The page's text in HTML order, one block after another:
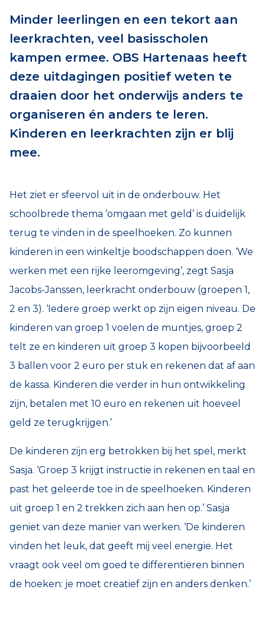
Minder leerlingen en een tekort aan
leerkrachten, veel basisscholen
kampen ermee. OBS Hartenaas heeft
deze uitdagingen positief weten te
draaien door het onderwijs anders te
organiseren én anders te leren.
Kinderen en leerkrachten zijn er blij
mee.
Het ziet er sfeervol uit in de onderbouw. Het
schoolbrede thema ‘omgaan met geld’ is duidelijk
terug te vinden in de speelhoeken. Zo kunnen
kinderen in een winkeltje boodschappen doen. ‘We
werken met een rijke leeromgeving’, zegt Sasja
Jacobs-Janssen, leerkracht onderbouw (groepen 1,
2 en 3). ‘Iedere groep werkt op zijn eigen niveau. De
kinderen van groep 1 voelen de muntjes, groep 2
telt ze en kinderen uit groep 3 kopen bijvoorbeeld
3 ballen voor 2 euro per stuk en rekenen dat af aan
de kassa. Kinderen die verder in hun ontwikkeling
zijn, betalen met 10 euro en rekenen uit hoeveel
geld ze terugkrijgen.’
De kinderen zijn erg betrokken bij het spel, merkt
Sasja. ‘Groep 3 krijgt instructie in rekenen en taal en
past het geleerde toe in de speelhoeken. Kinderen
uit groep 1 en 2 trekken zich aan hen op.’ Sasja
geniet van deze manier van werken. ‘De kinderen
vinden het leuk, dat geeft mij veel energie. Het
vraagt ook veel om goed te differentiëren binnen
de hoeken: je moet creatief zijn en anders denken.’